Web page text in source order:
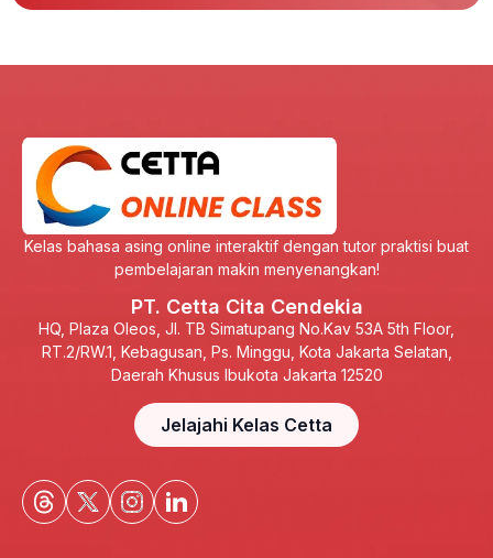
Kelas bahasa asing online interaktif dengan tutor praktisi buat
pembelajaran makin menyenangkan!
PT. Cetta Cita Cendekia
HQ, Plaza Oleos, Jl. TB Simatupang No.Kav 53A 5th Floor,
RT.2/RW.1, Kebagusan, Ps. Minggu, Kota Jakarta Selatan,
Daerah Khusus Ibukota Jakarta 12520
Jelajahi Kelas Cetta